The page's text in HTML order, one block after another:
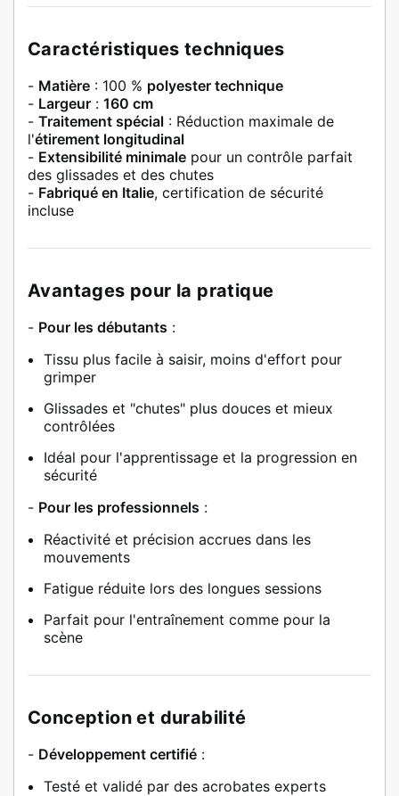
Caractéristiques techniques
- Matière : 100 % polyester technique
- Largeur : 160 cm
- Traitement spécial : Réduction maximale de
l'étirement longitudinal
- Extensibilité minimale pour un contrôle parfait
des glissades et des chutes
- Fabriqué en Italie, certification de sécurité
incluse
Avantages pour la pratique
- Pour les débutants :
Tissu plus facile à saisir, moins d'effort pour
grimper
Glissades et "chutes" plus douces et mieux
contrôlées
Idéal pour l'apprentissage et la progression en
sécurité
- Pour les professionnels :
Réactivité et précision accrues dans les
mouvements
Fatigue réduite lors des longues sessions
Parfait pour l'entraînement comme pour la
scène
Conception et durabilité
- Développement certifié :
Testé et validé par des acrobates experts